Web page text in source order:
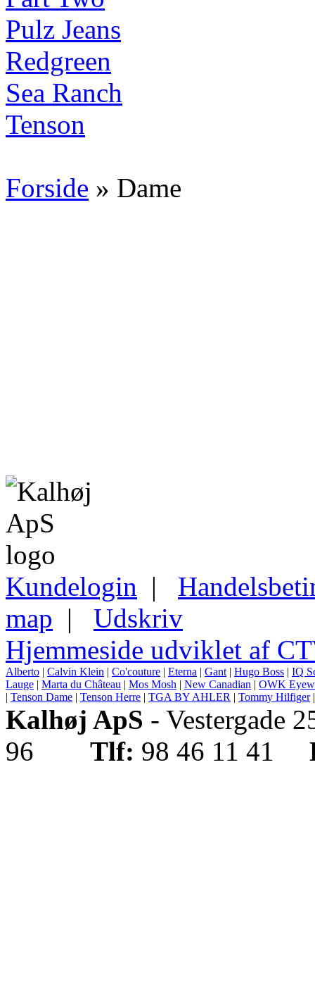
Pulz Jeans
Redgreen
Sea Ranch
Tenson
Forside » Dame
Kundelogin |
map | Udskriv
Hjemmeside udviklet af
Alberto | Calvin Klein | Co'couture | Eterna | Gant | Hugo Boss | IQ
Lauge | Marta du Château | Mos Mosh | New Canadian | OWK
| Tenson Dame | Tenson Herre | TGA BY AHLER | Tommy Hilfiger
Kalhøj ApS - Vestergade
96 Tlf: 98 46 11 41